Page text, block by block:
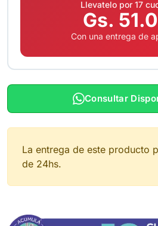
Llevatelo por 17
Gs.
Con una entrega de
Consultar
La entrega de este producto
de 24hs.